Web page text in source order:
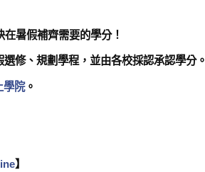
在暑假補齊需要的學分！
修、規劃學程，並由各校採認承認學分。
學院。
】